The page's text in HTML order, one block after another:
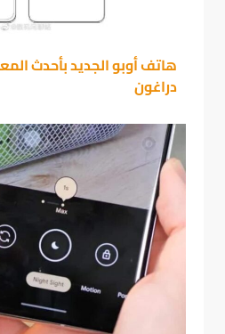
هاتف أوبو الجديد بأحدث
دراغون